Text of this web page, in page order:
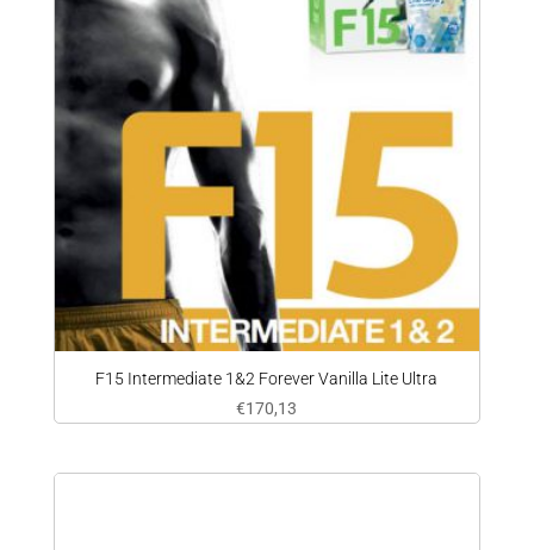
F15 Intermediate 1&2 Forever Vanilla Lite Ultra
€170,13